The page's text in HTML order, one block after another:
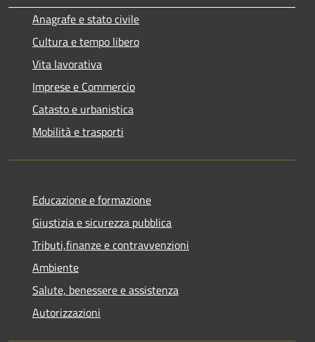
Anagrafe e stato civile
Cultura e tempo libero
Vita lavorativa
Imprese e Commercio
Catasto e urbanistica
Mobilità e trasporti
Educazione e formazione
Giustizia e sicurezza pubblica
Tributi,finanze e contravvenzioni
Ambiente
Salute, benessere e assistenza
Autorizzazioni